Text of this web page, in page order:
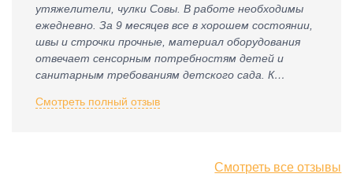
утяжелители, чулки Совы. В работе необходимы
ежедневно. За 9 месяцев все в хорошем состоянии,
швы и строчки прочные, материал оборудования
отвечает сенсорным потребностям детей и
санитарным требованиям детского сада. К
Смотреть полный отзыв
Смотреть все отзывы